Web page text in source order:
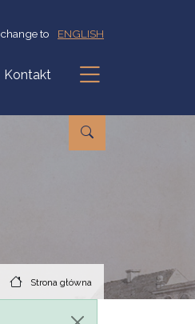
change to ENGLISH
Kontakt
Podmenu
Strona główna